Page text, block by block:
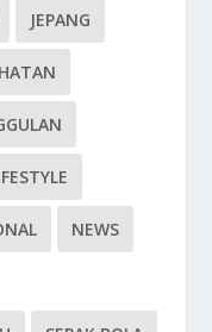
JEPANG
NEWS